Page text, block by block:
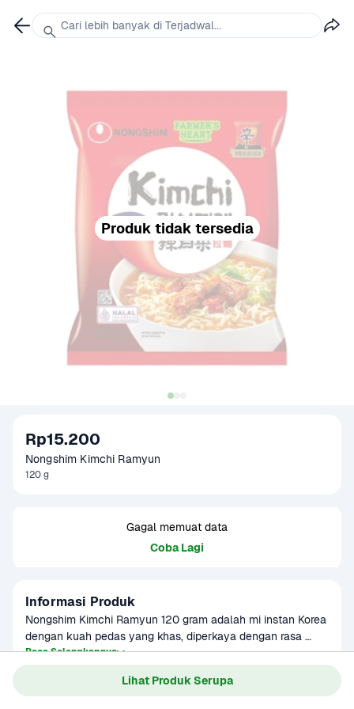
Lihat Produk Serupa
Produk tidak tersedia
Rp15.200
Nongshim Kimchi Ramyun
120 g
Gagal memuat data
Coba Lagi
Informasi Produk
Nongshim Kimchi Ramyun 120 gram adalah mi instan Korea
dengan kuah pedas yang khas, diperkaya dengan rasa
kimchi autentik. Mi ini memiliki tekstur kenyal dan disajikan
dengan bumbu rempah serta serpihan sayuran kering,
menciptakan cita rasa khas Korea yang menggugah selera.
Baca Selengkapnya
Kategori
Sembako
2-6 bulan
Cari lebih banyak di Terjadwal...